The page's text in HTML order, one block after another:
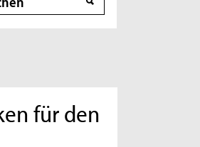
für den